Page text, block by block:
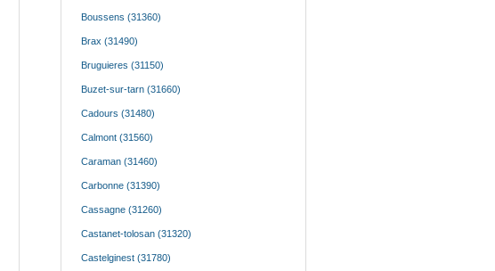
Boussens (31360)
Brax (31490)
Bruguieres (31150)
Buzet-sur-tarn (31660)
Cadours (31480)
Calmont (31560)
Caraman (31460)
Carbonne (31390)
Cassagne (31260)
Castanet-tolosan (31320)
Castelginest (31780)